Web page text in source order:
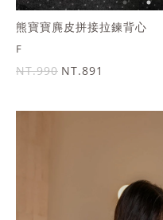
熊寶寶麂皮拼接拉鍊背心
F
NT.990 NT.891